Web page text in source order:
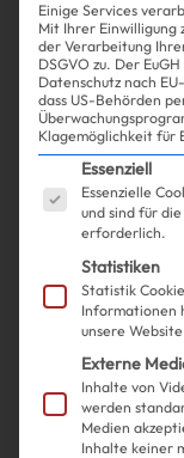
Einige Services
Mit Ihrer Einwilligung
der Verarbeitung
DSGVO zu. Der
Datenschutz nach
dass US-Behörden
Klagemöglichkeit für
Es folgt eine
Essenziell
Essenzielle
und sind für
erforderlich.
Statistiken
Statistik
Informationen
unsere
Externe
Inhalte von
werden
Medien
Inhalte keiner